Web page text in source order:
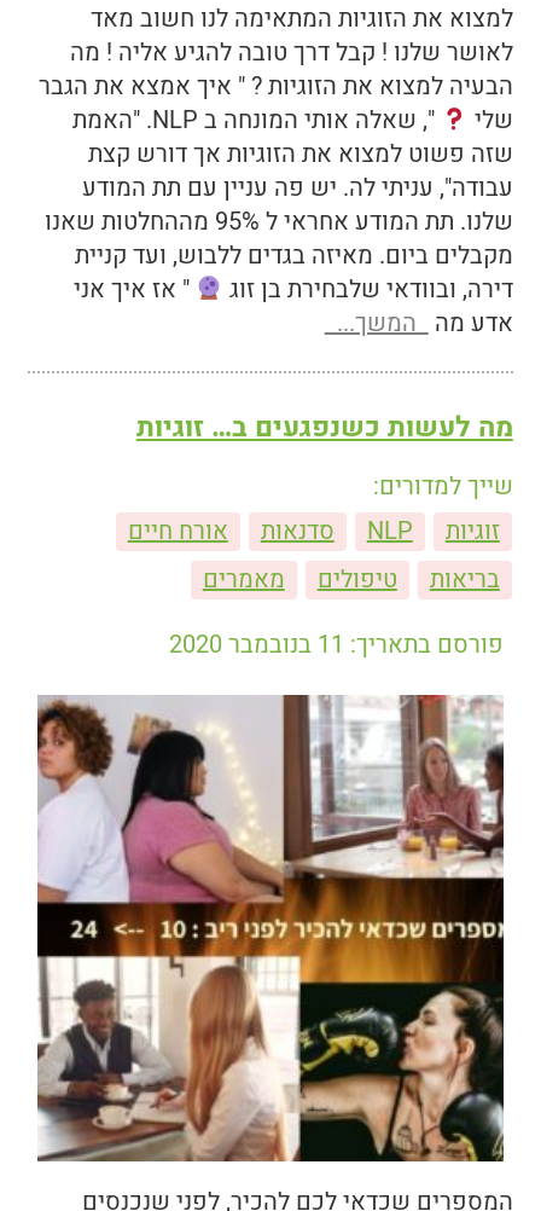
למצוא את הזוגיות המתאימה לנו חשוב מאד
לאושר שלנו ! קבל דרך טובה להגיע אליה ! מה
הבעיה למצוא את הזוגיות ? " איך אמצא את הגבר
שלי
", שאלה אותי המונחה ב NLP. "האמת
שזה פשוט למצוא את הזוגיות אך דורש קצת
עבודה", עניתי לה. יש פה עניין עם תת המודע
שלנו. תת המודע אחראי ל 95% מההחלטות שאנו
מקבלים ביום. מאיזה בגדים ללבוש, ועד קניית
דירה, ובוודאי שלבחירת בן זוג
" אז איך אני
אדע מה המשך...
מה לעשות כשנפגעים ב… זוגיות
שייך למדורים:
זוגיות
NLP סדנאות
אורח חיים
בריאות
טיפולים
מאמרים
פורסם בתאריך: 11 בנובמבר 2020
המספרים שכדאי לכם להכיר, לפני שנכנסים